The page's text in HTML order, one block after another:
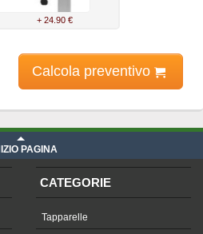
+ 24.90 €
Calcola preventivo
PAGINA
CATEGORIE
Tapparelle